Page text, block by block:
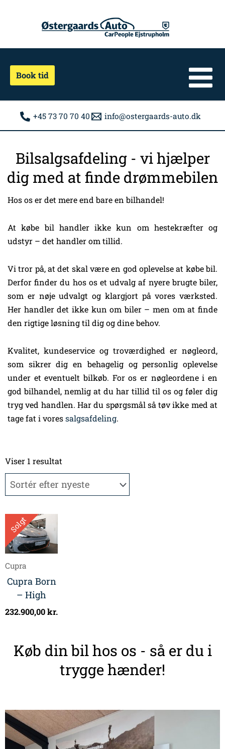
Book tid
+45 73 70 70 40 info@ostergaards-auto.dk
Bilsalgsafdeling - vi hjælper
dig med at finde drømmebilen
Hos os er det mere end bare en bilhandel!
At købe bil handler ikke kun om hestekræfter og
udstyr – det handler om tillid.
Vi tror på, at det skal være en god oplevelse at købe bil.
Derfor finder du hos os et udvalg af nyere brugte biler,
som er nøje udvalgt og klargjort på vores værksted.
Her handler det ikke kun om biler – men om at finde
den rigtige løsning til dig og dine behov.
Kvalitet, kundeservice og troværdighed er nøgleord,
som sikrer dig en behagelig og personlig oplevelse
under et eventuelt bilkøb. For os er nøgleordene i en
god bilhandel, nemlig at du har tillid til os og føler dig
tryg ved handlen. Har du spørgsmål så tøv ikke med at
tage fat i voressalgsafdeling.
Viser 1 resultat
Solgt
Cupra
Cupra Born
– High
232.900,00kr.
Køb din bil hos os - så er du i
trygge hænder!